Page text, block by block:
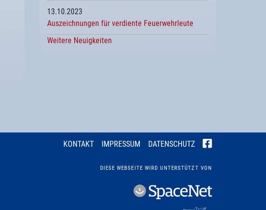
13.10.2023
Auszeichnungen für verdiente Feuerwehrleute
Weitere Neuigkeiten
KONTAKT IMPRESSUM DATENSCHUTZ
DIESE WEBSEITE WIRD UNTERSTÜTZT VON